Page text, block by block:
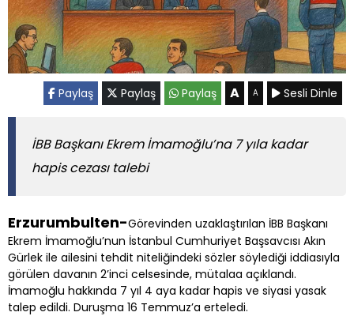
Paylaş Paylaş Paylaş A A Sesli Dinle
İBB Başkanı Ekrem İmamoğlu’na 7 yıla kadar
hapis cezası talebi
Erzurumbulten-Görevinden uzaklaştırılan İBB Başkanı
Ekrem İmamoğlu’nun İstanbul Cumhuriyet Başsavcısı Akın
Gürlek ile ailesini tehdit niteliğindeki sözler söylediği iddiasıyla
görülen davanın 2’inci celsesinde, mütalaa açıklandı.
İmamoğlu hakkında 7 yıl 4 aya kadar hapis ve siyasi yasak
talep edildi. Duruşma 16 Temmuz’a erteledi.